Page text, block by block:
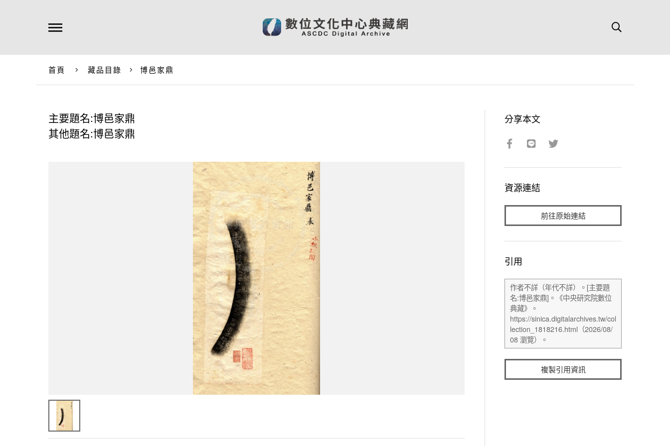
首頁 藏品目錄 博邑家鼎
主要題名:博邑家鼎
其他題名:博邑家鼎
分享本文
資源連結
前往原始連結
引用
複製引用資訊